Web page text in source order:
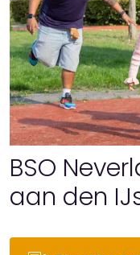
BSO
aan den